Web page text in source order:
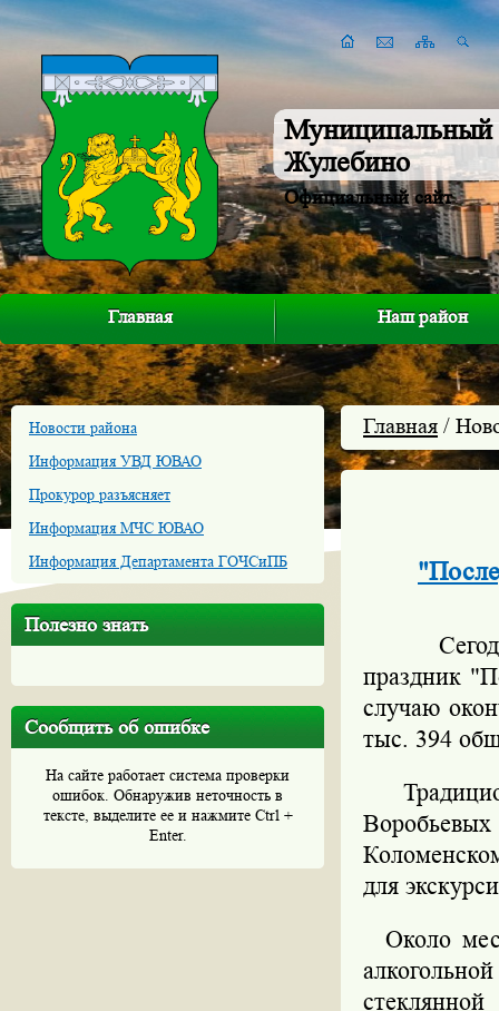
Муниципальный
Жулебино
Официальный сайт
Главная Наш район
Новости района
Информация УВД ЮВАО
Прокурор разъясняет
Информация МЧС ЮВАО
Информация Департамента ГОЧСиПБ
Полезно знать
Сообщить об ошибке
На сайте работает система проверки
ошибок. Обнаружив неточность в
тексте, выделите ее и нажмите Ctrl +
Enter.
Главная /
праздник
случаю
тыс. 394
для
Около